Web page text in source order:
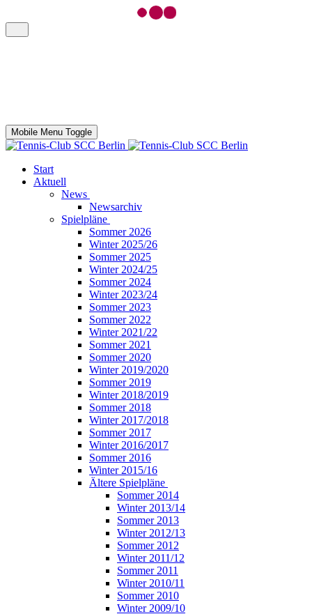
Mobile Menu Toggle
Start
Aktuell
News
Newsarchiv
Spielpläne
Sommer 2026
Winter 2025/26
Sommer 2025
Winter 2024/25
Sommer 2024
Winter 2023/24
Sommer 2023
Sommer 2022
Winter 2021/22
Sommer 2021
Sommer 2020
Winter 2019/2020
Sommer 2019
Winter 2018/2019
Sommer 2018
Winter 2017/2018
Sommer 2017
Winter 2016/2017
Sommer 2016
Winter 2015/16
Ältere Spielpläne
Sommer 2014
Winter 2013/14
Sommer 2013
Winter 2012/13
Sommer 2012
Winter 2011/12
Sommer 2011
Winter 2010/11
Sommer 2010
Winter 2009/10